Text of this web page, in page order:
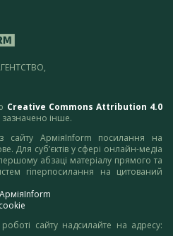
Creative Commons Attribution 4.0
інше.
сайту АрміяInform посилання на
Для суб’єктів у сфері онлайн-медіа
абзаці матеріалу прямого та
гіперпосилання на цитований
сайту надсилайте на адресу: